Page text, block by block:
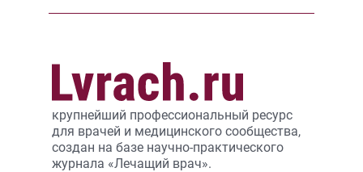
крупнейший профессиональный ресурс
для врачей и медицинского сообщества,
создан на базе научно-практического
журнала «Лечащий врач».